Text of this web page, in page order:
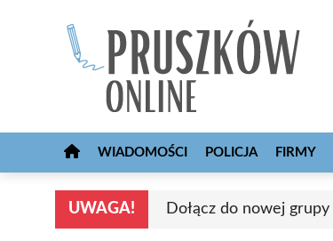
WIADOMOŚCI POLICJA FIRMY
UWAGA! Dołącz do nowej grupy